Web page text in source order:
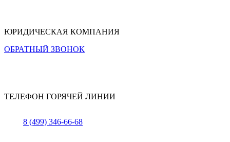
ЮРИДИЧЕСКАЯ КОМПАНИЯ
ОБРАТНЫЙ ЗВОНОК
ТЕЛЕФОН ГОРЯЧЕЙ ЛИНИИ
8 (499) 346-66-68